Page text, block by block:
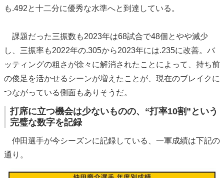
も.492と十二分に優秀な水準へと到達している。
課題だった三振数も2023年は68試合で48個とやや減少
し、三振率も2022年の.305から2023年には.235に改善。バ
ッティングの粗さが徐々に解消されたことによって、持ち前
の俊足を活かせるシーンが増えたことが、現在のブレイクに
つながっている側面もありそうだ。
打席に立つ機会は少ないものの、“打率10割”という
完璧な数字を記録
仲田選手が今シーズンに記録している、一軍成績は下記の
通り。